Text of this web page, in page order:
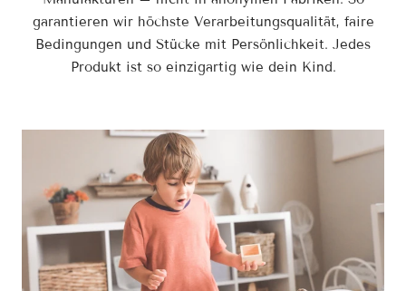
garantieren wir höchste Verarbeitungsqualität, faire
Bedingungen und Stücke mit Persönlichkeit. Jedes
Produkt ist so einzigartig wie dein Kind.